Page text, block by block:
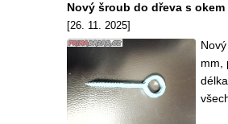
Nový šroub do dřeva s okem
[26. 11. 2025]
mm,